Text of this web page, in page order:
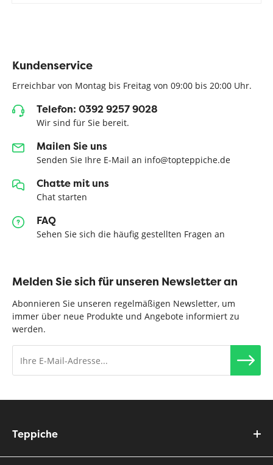
Kundenservice
Erreichbar von Montag bis Freitag von 09:00 bis 20:00 Uhr.
Telefon: 0392 9257 9028
Wir sind für Sie bereit.
Mailen Sie uns
Senden Sie Ihre E-Mail an info@topteppiche.de
Chatte mit uns
Chat starten
FAQ
Sehen Sie sich die häufig gestellten Fragen an
Melden Sie sich für unseren Newsletter an
Abonnieren Sie unseren regelmäßigen Newsletter, um
immer über neue Produkte und Angebote informiert zu
werden.
Teppiche